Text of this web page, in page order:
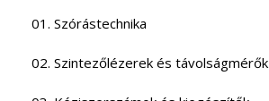
01. Szórástechnika
02. Szintezőlézerek és távolságmérők